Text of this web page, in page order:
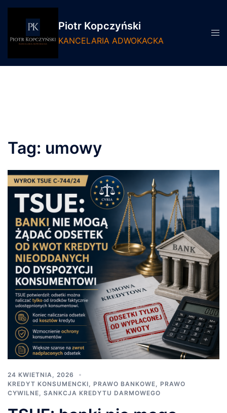
Piotr Kopczyński
KANCELARIA ADWOKACKA
Tag: umowy
24 KWIETNIA, 2026
KREDYT KONSUMENCKI
PRAWO BANKOWE
PRAWO
CYWILNE
SANKCJA KREDYTU DARMOWEGO